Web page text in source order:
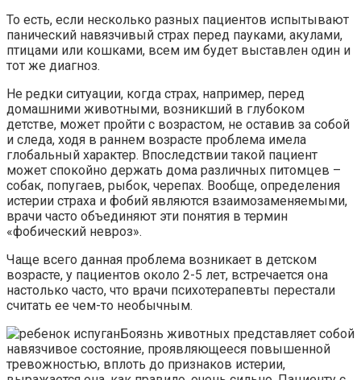
То есть, если несколько разных пациентов испытывают
панический навязчивый страх перед пауками, акулами,
птицами или кошками, всем им будет выставлен один и
тот же диагноз.
Не редки ситуации, когда страх, например, перед
домашними животными, возникший в глубоком
детстве, может пройти с возрастом, не оставив за собой
и следа, ходя в раннем возрасте проблема имела
глобальный характер. Впоследствии такой пациент
может спокойно держать дома различных питомцев –
собак, попугаев, рыбок, черепах. Вообще, определения
истерии страха и фобий являются взаимозаменяемыми,
врачи часто объединяют эти понятия в термин
«фобический невроз».
Чаще всего данная проблема возникает в детском
возрасте, у пациентов около 2-5 лет, встречается она
настолько часто, что врачи психотерапевты перестали
считать ее чем-то необычным.
Боязнь животных представляет собой
навязчивое состояние, проявляющееся повышенной
тревожностью, вплоть до признаков истерии,